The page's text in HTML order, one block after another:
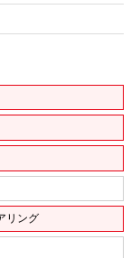
リング